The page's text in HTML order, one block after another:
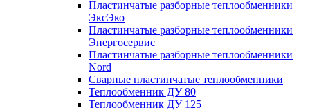
Пластинчатые разборные теплообменники
ЭксЭко
Пластинчатые разборные теплообменники
Энергосервис
Пластинчатые разборные теплообменники
Nord
Сварные пластинчатые теплообменники
Теплообменник ДУ 80
Теплообменник ДУ 125